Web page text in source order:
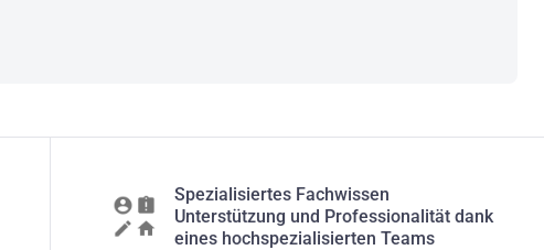
Spezialisiertes Fachwissen
Unterstützung und Professionalität dank
eines hochspezialisierten Teams